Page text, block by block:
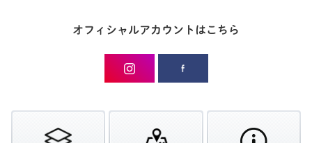
オフィシャルアカウントはこちら